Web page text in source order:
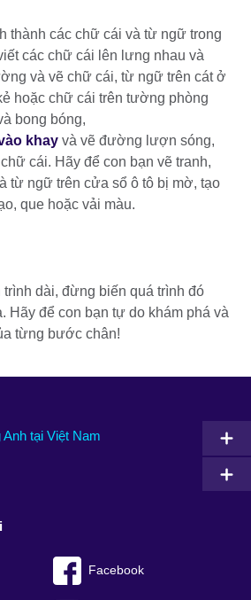
thành các chữ cái và từ ngữ trong
các chữ cái lên lưng nhau và
và vẽ chữ cái, từ ngữ trên cát ở
hoặc chữ cái trên tường phòng
bong bóng,
khay và vẽ đường lượn sóng,
cái. Hãy để con bạn vẽ tranh,
từ ngữ trên cửa sổ ô tô bị mờ, tạo
que hoặc vải màu.
trình dài, đừng biến quá trình đó
Hãy để con bạn tự do khám phá và
từng bước chân!
tại Việt Nam
Facebook